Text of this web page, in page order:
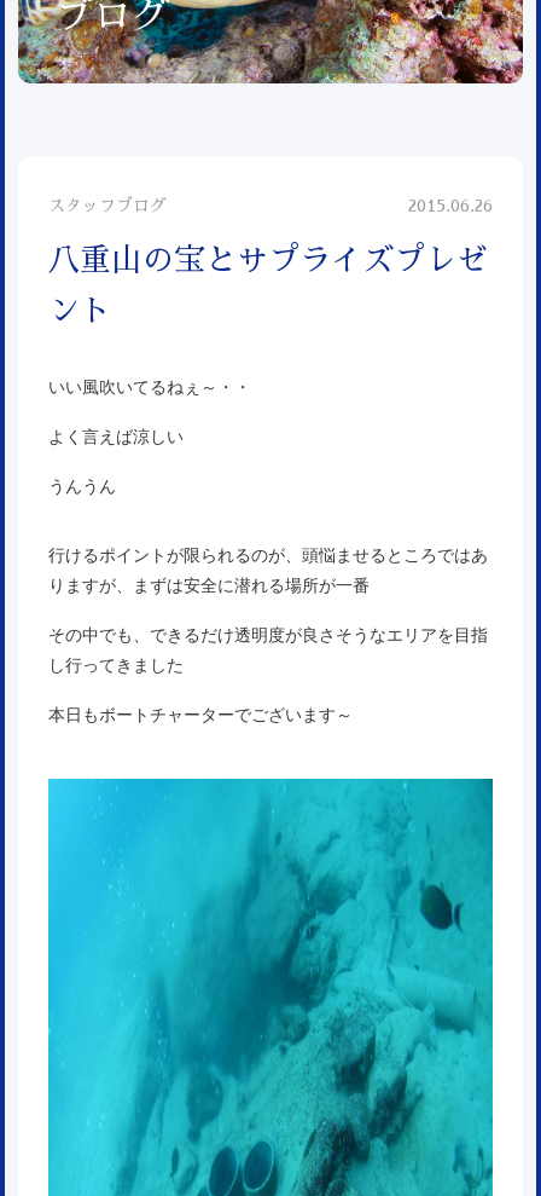
ブログ
スタッフブログ 2015.06.26
八重山の宝とサプライズプレゼ
ント
いい風吹いてるねぇ～・・
よく言えば涼しい
うんうん
行けるポイントが限られるのが、頭悩ませるところではあ
りますが、まずは安全に潜れる場所が一番
その中でも、できるだけ透明度が良さそうなエリアを目指
し行ってきました
本日もボートチャーターでございます～